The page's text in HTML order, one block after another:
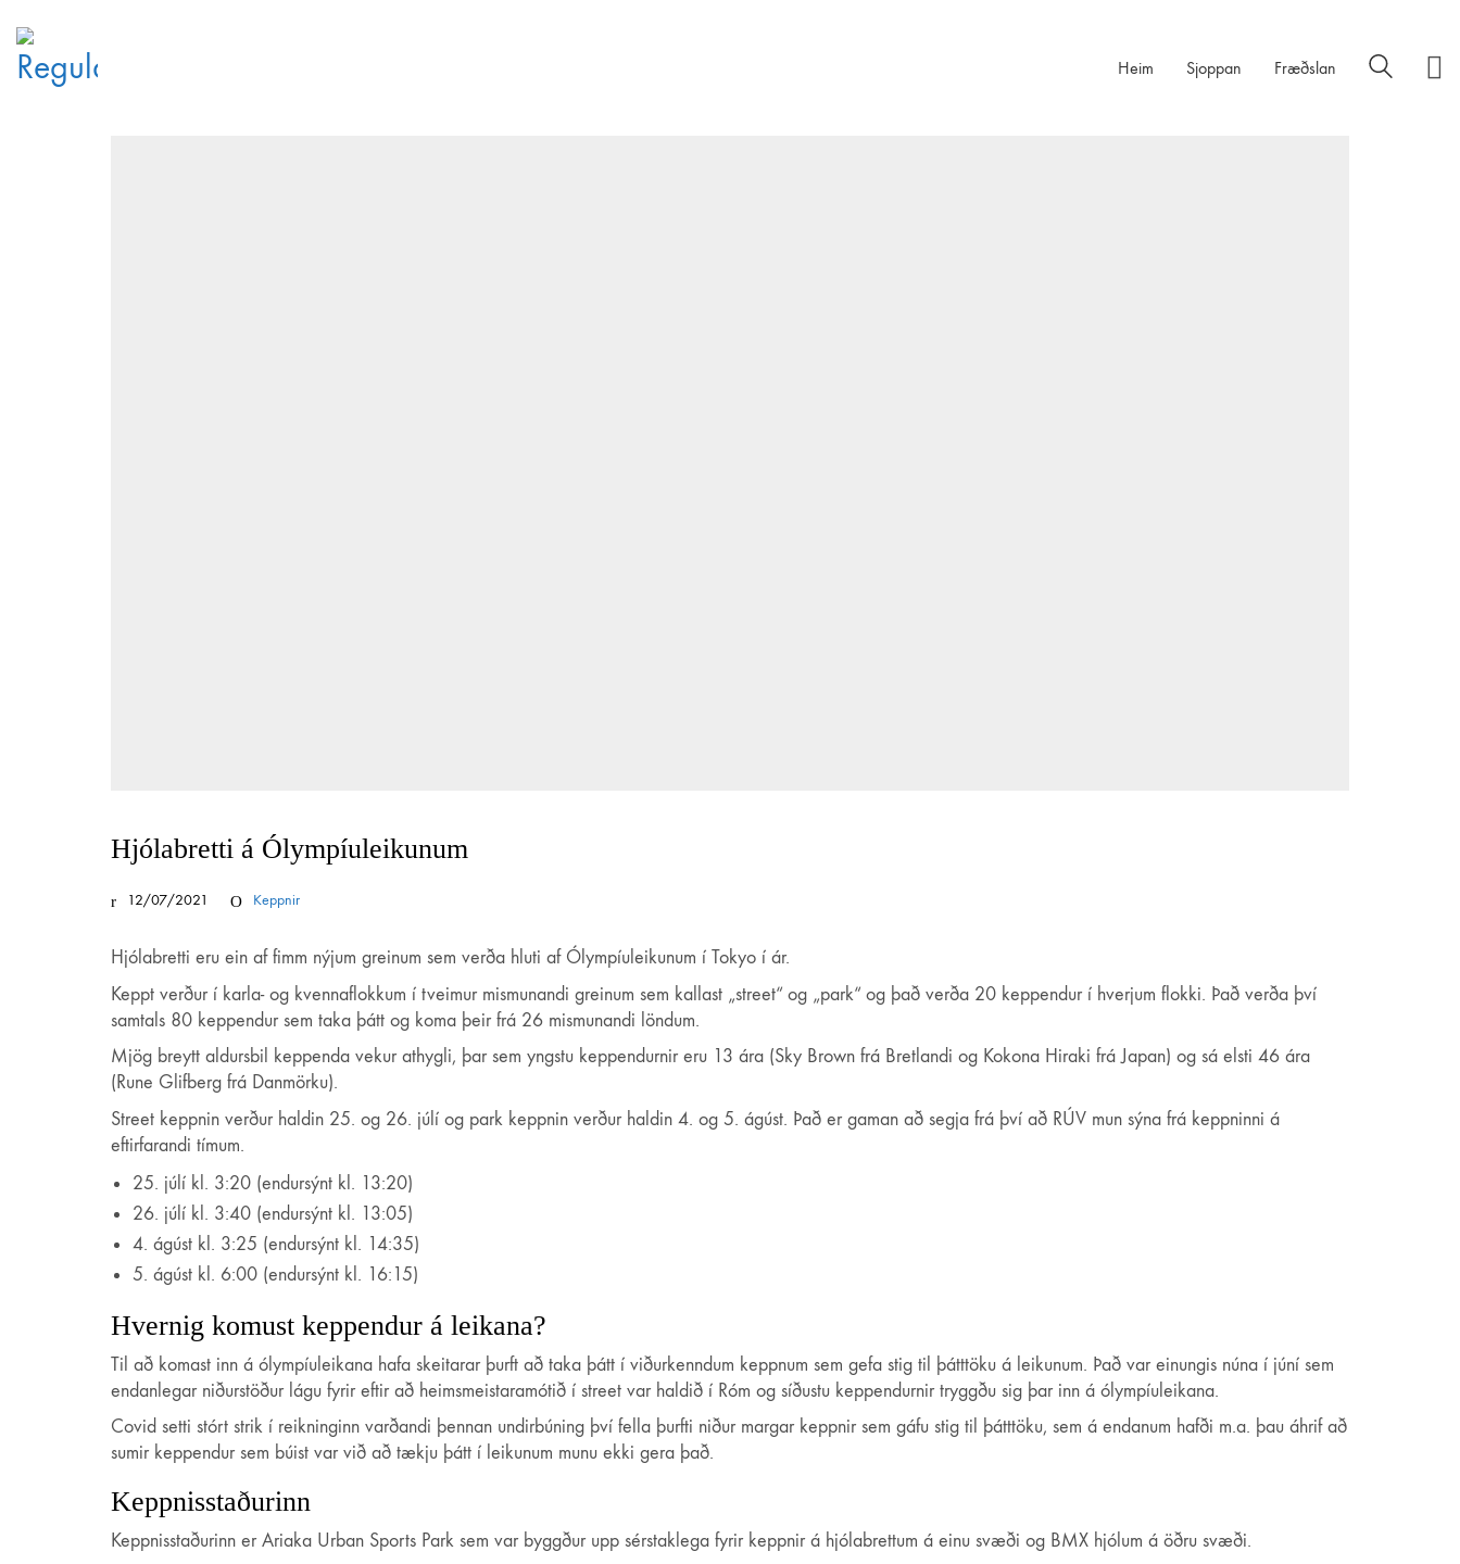
Heim Sjoppan Fræðslan
Hjólabretti á Ólympíuleikunum
12/07/2021 Keppnir
Hjólabretti eru ein af fimm nýjum greinum sem verða hluti af Ólympíuleikunum í Tokyo í ár.
Keppt verður í karla- og kvennaflokkum í tveimur mismunandi greinum sem kallast „street“ og „park“ og það verða 20 keppendur í hverjum flokki. Það verða því
samtals 80 keppendur sem taka þátt og koma þeir frá 26 mismunandi löndum.
Mjög breytt aldursbil keppenda vekur athygli, þar sem yngstu keppendurnir eru 13 ára (Sky Brown frá Bretlandi og Kokona Hiraki frá Japan) og sá elsti 46 ára
(Rune Glifberg frá Danmörku).
Street keppnin verður haldin 25. og 26. júlí og park keppnin verður haldin 4. og 5. ágúst. Það er gaman að segja frá því að RÚV mun sýna frá keppninni á
eftirfarandi tímum.
25. júlí kl. 3:20 (endursýnt kl. 13:20)
26. júlí kl. 3:40 (endursýnt kl. 13:05)
4. ágúst kl. 3:25 (endursýnt kl. 14:35)
5. ágúst kl. 6:00 (endursýnt kl. 16:15)
Hvernig komust keppendur á leikana?
Til að komast inn á ólympíuleikana hafa skeitarar þurft að taka þátt í viðurkenndum keppnum sem gefa stig til þátttöku á leikunum. Það var einungis núna í júní sem
endanlegar niðurstöður lágu fyrir eftir að heimsmeistaramótið í street var haldið í Róm og síðustu keppendurnir tryggðu sig þar inn á ólympíuleikana.
Covid setti stórt strik í reikninginn varðandi þennan undirbúning því fella þurfti niður margar keppnir sem gáfu stig til þátttöku, sem á endanum hafði m.a. þau áhrif að
sumir keppendur sem búist var við að tækju þátt í leikunum munu ekki gera það.
Keppnisstaðurinn
Keppnisstaðurinn er Ariaka Urban Sports Park sem var byggður upp sérstaklega fyrir keppnir á hjólabrettum á einu svæði og BMX hjólum á öðru svæði.